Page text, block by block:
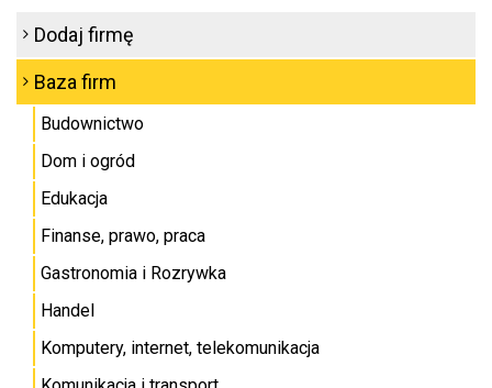
Dodaj firmę
Baza firm
Budownictwo
Dom i ogród
Edukacja
Finanse, prawo, praca
Gastronomia i Rozrywka
Handel
Komputery, internet, telekomunikacja